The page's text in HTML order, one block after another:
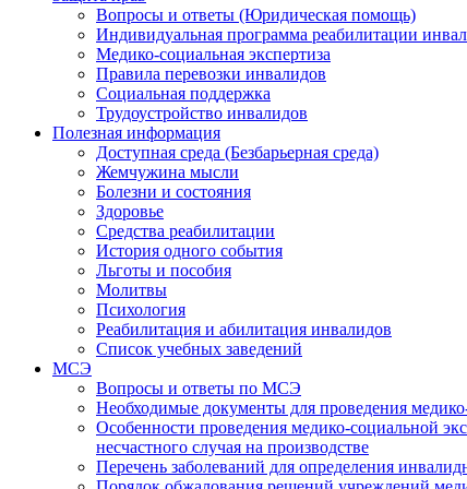
Вопросы и ответы (Юридическая помощь)
Индивидуальная программа реабилитации
Медико-социальная экспертиза
Правила перевозки инвалидов
Социальная поддержка
Трудоустройство инвалидов
Полезная информация
Доступная среда (Безбарьерная среда)
Жемчужина мысли
Болезни и состояния
Здоровье
Средства реабилитации
История одного события
Льготы и пособия
Молитвы
Психология
Реабилитация и абилитация инвалидов
Список учебных заведений
МСЭ
Вопросы и ответы по МСЭ
Необходимые документы для проведения
Особенности проведения медико-социальной
несчастного случая на производстве
Перечень заболеваний для определения